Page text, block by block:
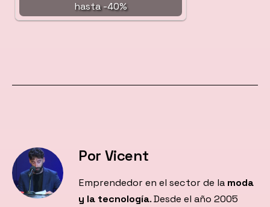
hasta -40%
Por Vicent
Emprendedor en el sector de la moda
y la tecnología. Desde el año 2005